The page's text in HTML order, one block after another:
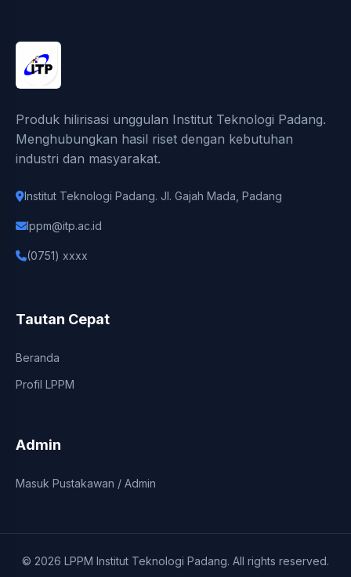
Produk hilirisasi unggulan Institut Teknologi Padang.
Menghubungkan hasil riset dengan kebutuhan
industri dan masyarakat.
Institut Teknologi Padang. Jl. Gajah Mada, Padang
lppm@itp.ac.id
(0751) xxxx
Tautan Cepat
Beranda
Profil LPPM
Admin
Masuk Pustakawan / Admin
© 2026 LPPM Institut Teknologi Padang. All rights reserved.